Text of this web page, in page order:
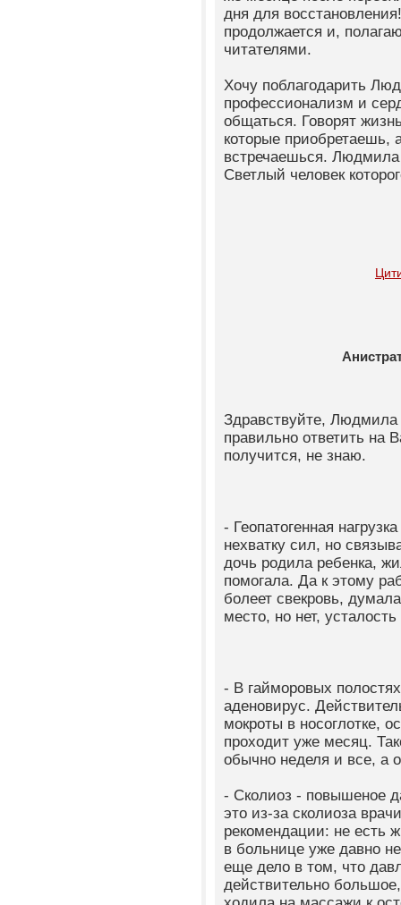
дня для
продолжается и,
читателями.
Хочу поблагодарить
профессионализм и
общаться. Говорят
которые
встречаешься. Людмила
Светлый человек
Здравствуйте, Людмила
правильно ответить на
получится, не знаю.
- Геопатогенная
нехватку сил, но
дочь родила ребенка,
помогала. Да к этому
болеет свекровь,
место, но нет,
- В гайморовых
аденовирус.
мокроты в носоглотке,
проходит уже месяц.
обычно неделя и все, а
- Сколиоз - повышеное
это из-за сколиоза
рекомендации: не есть
в больнице уже давно
еще дело в том, что
действительно